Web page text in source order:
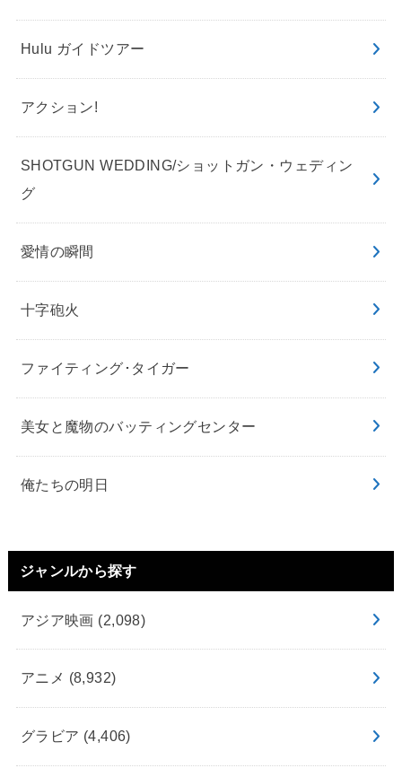
Hulu ガイドツアー
アクション!
SHOTGUN WEDDING/ショットガン・ウェディン
グ
愛情の瞬間
十字砲火
ファイティング･タイガー
美女と魔物のバッティングセンター
俺たちの明日
ジャンルから探す
アジア映画 (2,098)
アニメ (8,932)
グラビア (4,406)